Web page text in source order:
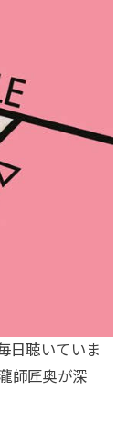
日聴いていま
師匠奥が深